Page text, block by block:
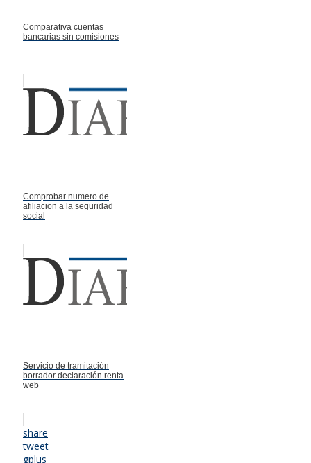
Comparativa cuentas
bancarias sin comisiones
Comprobar numero de
afiliacion a la seguridad
social
Servicio de tramitación
borrador declaración renta
web
share
tweet
gplus